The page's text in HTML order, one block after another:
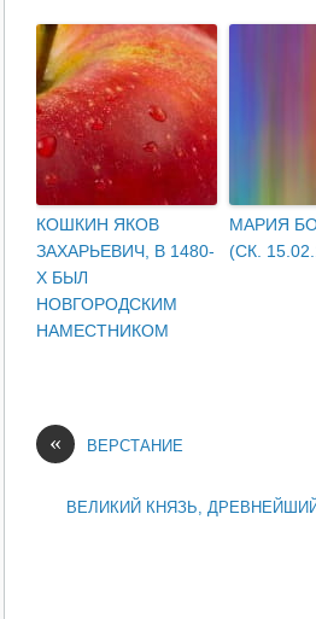
КОШКИН ЯКОВ
ЗАХАРЬЕВИЧ, В 1480-
Х БЫЛ
НОВГОРОДСКИМ
НАМЕСТНИКОМ
МАРИЯ
(СК.
« ВЕРСТАНИЕ
ВЕЛИКИЙ КНЯЗЬ,